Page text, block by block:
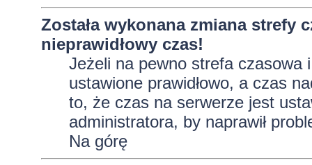
Została wykonana zmiana strefy
nieprawidłowy czas!
Jeżeli na pewno strefa czasowa
ustawione prawidłowo, a czas
to, że czas na serwerze jest
administratora, by naprawił
Na górę